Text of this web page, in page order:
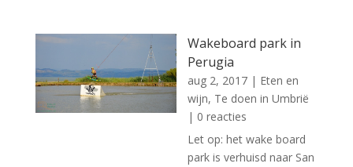
Wakeboard park in
Perugia
aug 2, 2017 | Eten en
wijn, Te doen in Umbrië
| 0 reacties
Let op: het wake board
park is verhuisd naar San